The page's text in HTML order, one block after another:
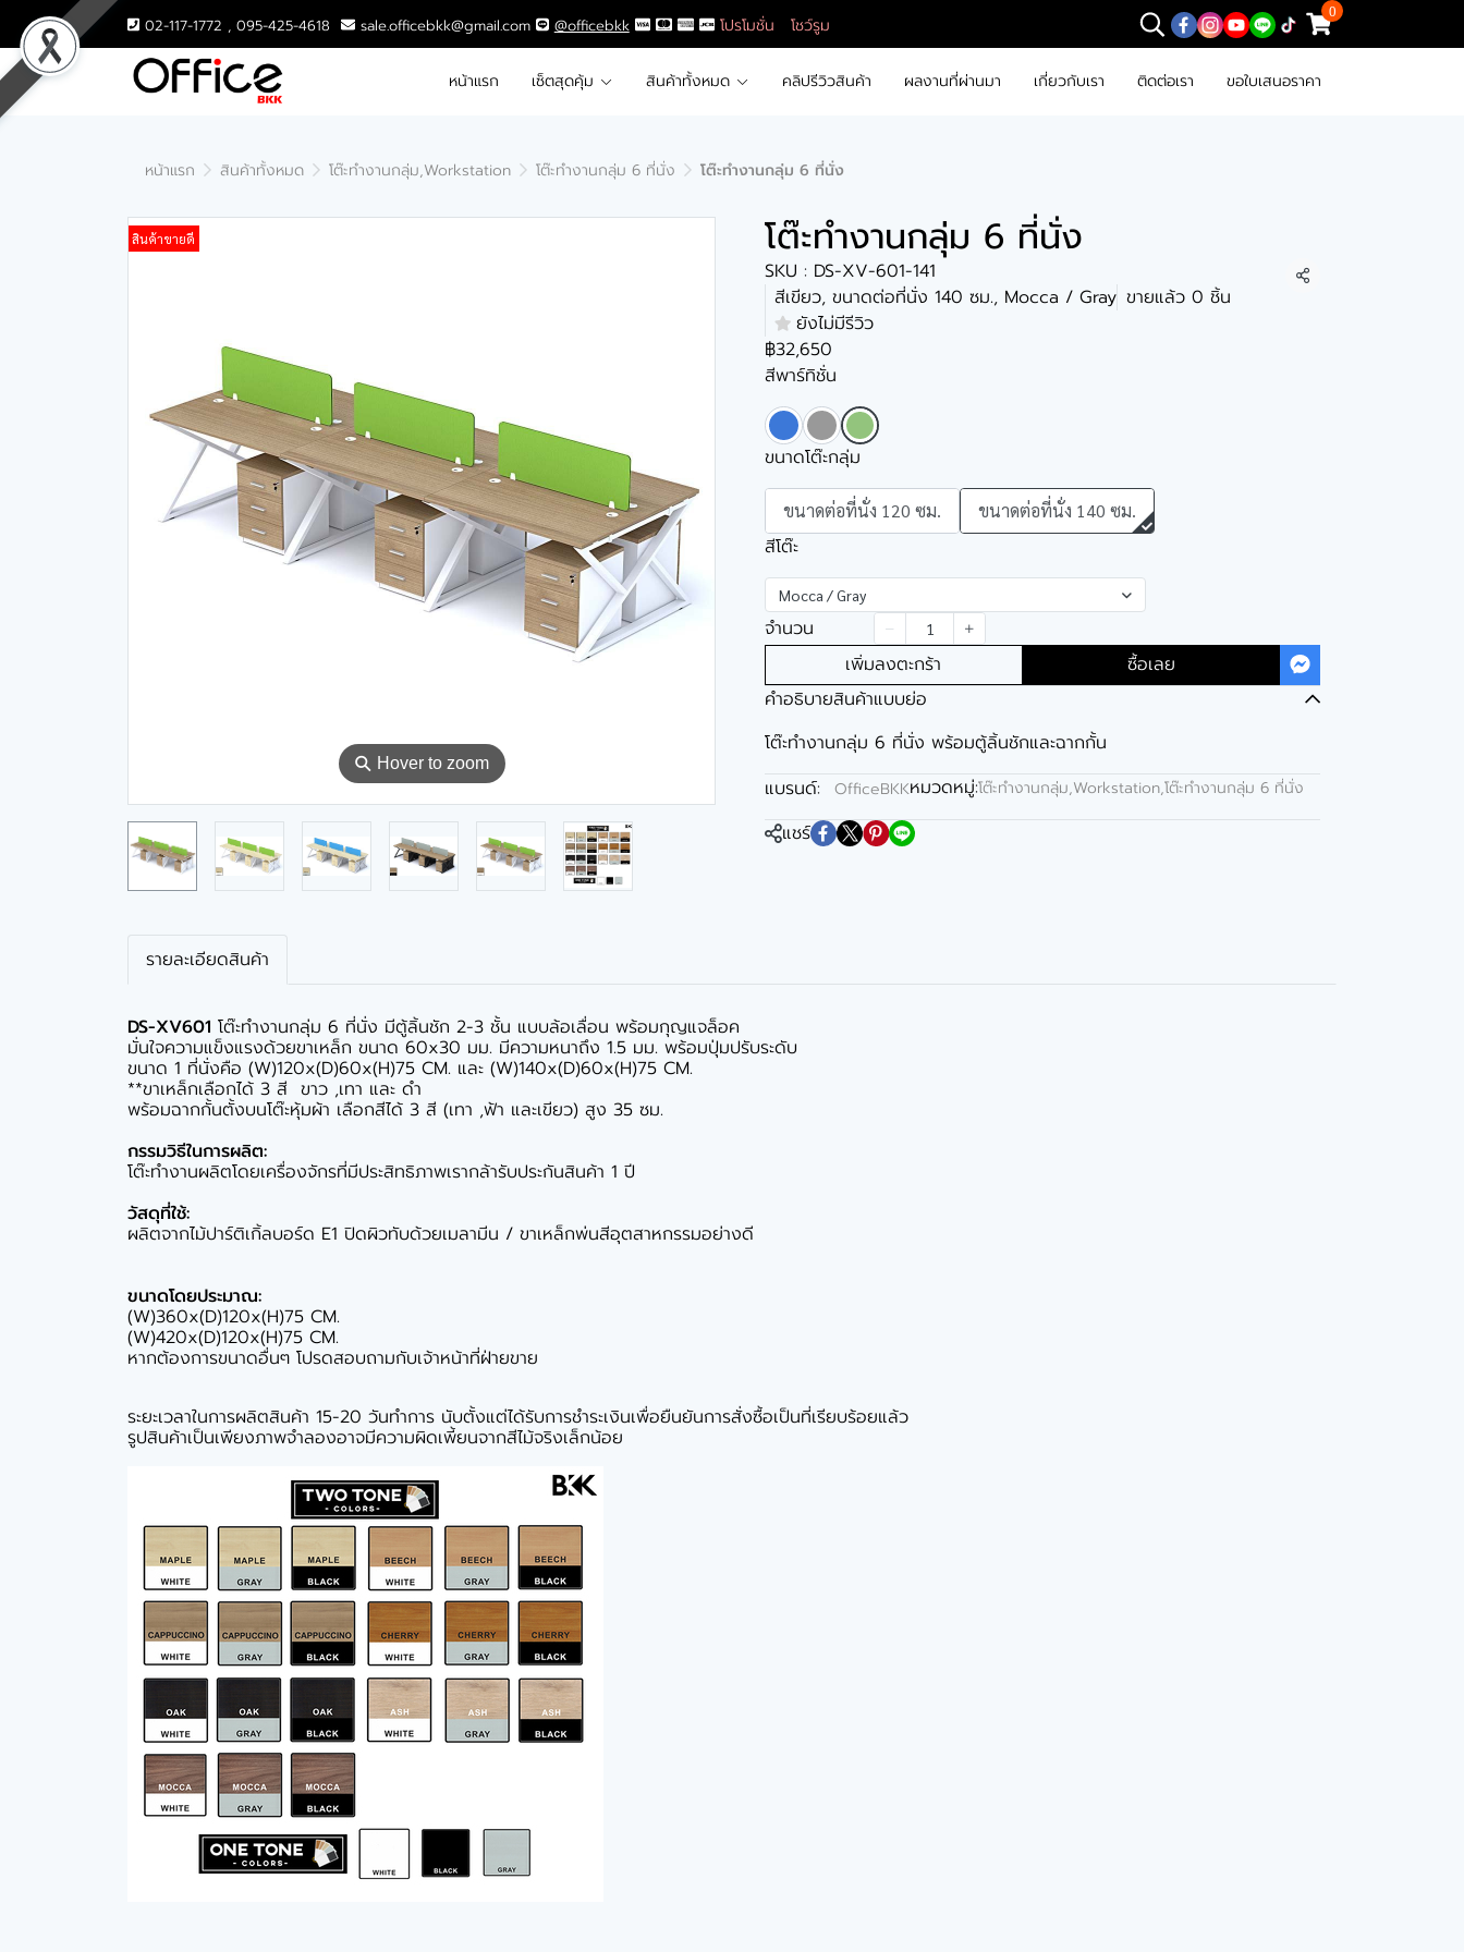
02-117-1772 , 095-425-4618 sale.officebkk@gmail.com @officebkk โปรโมชั่น โชว์รูม
0
หน้าแรก เซ็ตสุดคุ้ม สินค้าทั้งหมด คลิปรีวิวสินค้า ผลงานที่ผ่านมา เกี่ยวกับเรา ติดต่อเรา ขอใบเสนอราคา
หน้าแรก สินค้าทั้งหมด โต๊ะทำงานกลุ่ม,Workstation โต๊ะทำงานกลุ่ม 6 ที่นั่ง โต๊ะทำงานกลุ่ม 6 ที่นั่ง
⚲ Hover to zoom
สินค้าขายดี โต๊ะทำงานกลุ่ม 6 ที่นั่ง
SKU : DS-XV-601-141
สีเขียว, ขนาดต่อที่นั่ง 140 ซม., Mocca / Gray ขายแล้ว 0 ชิ้น
ยังไม่มีรีวิว
แชร์
฿32,650
สีพาร์ทิชั่น
ขนาดโต๊ะกลุ่ม
ขนาดต่อที่นั่ง 120 ซม. ขนาดต่อที่นั่ง 140 ซม.
สีโต๊ะ
Mocca / Gray
จำนวน
เพิ่มลงตะกร้า
ซื้อเลย
คำอธิบายสินค้าแบบย่อ
โต๊ะทำงานกลุ่ม 6 ที่นั่ง พร้อมตู้ลิ้นชักและฉากกั้น
แบรนด์:
OfficeBKKหมวดหมู่:โต๊ะทำงานกลุ่ม,Workstation,โต๊ะทำงานกลุ่ม 6 ที่นั่ง
แชร์
รายละเอียดสินค้า
DS-XV601 โต๊ะทำงานกลุ่ม 6 ที่นั่ง มีตู้ลิ้นชัก 2-3 ชั้น แบบล้อเลื่อน พร้อมกุญแจล็อค
มั่นใจความแข็งแรงด้วยขาเหล็ก ขนาด 60x30 มม. มีความหนาถึง 1.5 มม. พร้อมปุ่มปรับระดับ
ขนาด 1 ที่นั่งคือ (W)120x(D)60x(H)75 CM. และ (W)140x(D)60x(H)75 CM.
**ขาเหล็กเลือกได้ 3 สี ขาว ,เทา และ ดำ
พร้อมฉากกั้นตั้งบนโต๊ะหุ้มผ้า เลือกสีได้ 3 สี (เทา ,ฟ้า และเขียว) สูง 35 ซม.
กรรมวิธีในการผลิต:
โต๊ะทำงานผลิตโดยเครื่องจักรที่มีประสิทธิภาพเรากล้ารับประกันสินค้า 1 ปี
วัสดุที่ใช้:
ผลิตจากไม้ปาร์ติเกิ้ลบอร์ด E1 ปิดผิวทับด้วยเมลามีน / ขาเหล็กพ่นสีอุตสาหกรรมอย่างดี
ขนาดโดยประมาณ:
(W)360x(D)120x(H)75 CM.
(W)420x(D)120x(H)75 CM.
หากต้องการขนาดอื่นๆ โปรดสอบถามกับเจ้าหน้าที่ฝ่ายขาย
ระยะเวลาในการผลิตสินค้า 15-20 วันทำการ นับตั้งแต่ได้รับการชำระเงินเพื่อยืนยันการสั่งซื้อเป็นที่เรียบร้อยแล้ว
รูปสินค้าเป็นเพียงภาพจำลองอาจมีความผิดเพี้ยนจากสีไม้จริงเล็กน้อย